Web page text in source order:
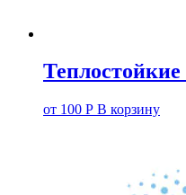
от 100 Р В корзину